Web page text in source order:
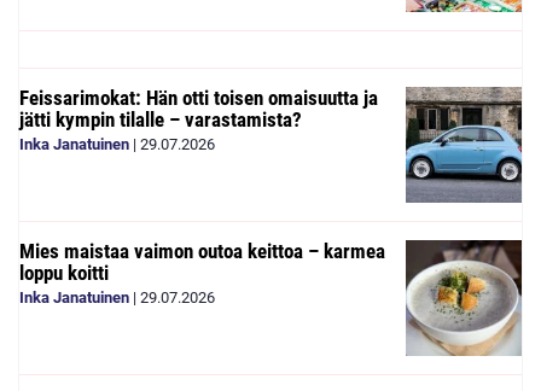
Feissarimokat: Hän otti toisen omaisuutta ja
jätti kympin tilalle – varastamista?
Inka Janatuinen | 29.07.2026
Mies maistaa vaimon outoa keittoa – karmea
loppu koitti
Inka Janatuinen | 29.07.2026